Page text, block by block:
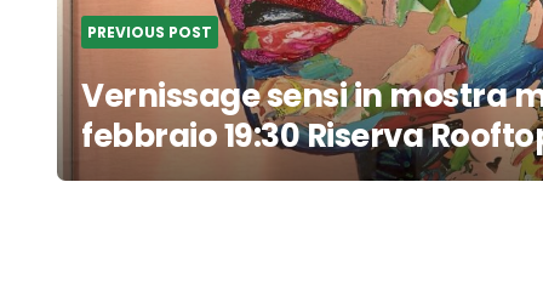
PREVIOUS POST
Vernissage sensi in mostra
febbraio 19:30 Riserva